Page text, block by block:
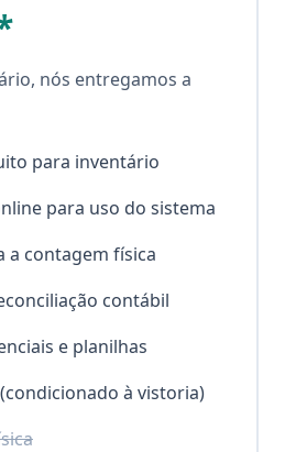
nós entregamos a
para inventário
para uso do sistema
a contagem física
contábil
e planilhas
à vistoria)